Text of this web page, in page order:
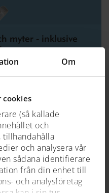
Om
cookies
(så kallade
och
tillhandahålla
och analysera vår
sådana identifierare
från din enhet till
och analysföretag
myter - inklusive